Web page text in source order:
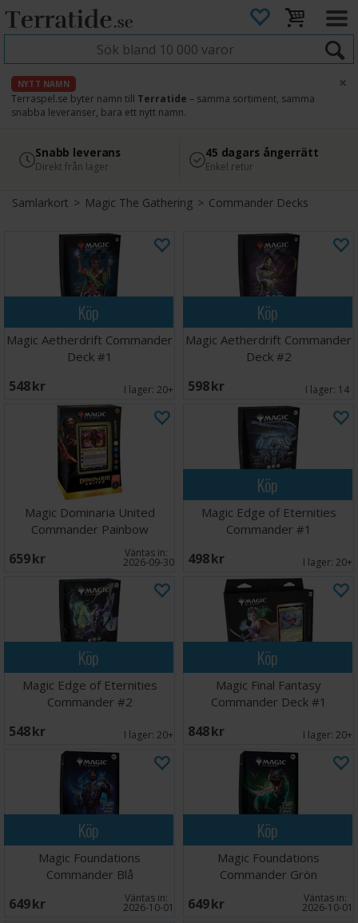
NYTT NAMN
Terraspel.se byter namn till Terratide – samma sortiment, samma
snabba leveranser, bara ett nytt namn.
×
4.8
Läs omdömen på Google
Säker betalning
med Svea
Snabb leverans
Direkt från lager
45 dagars ångerrätt
Enkel retur
Samlarkort> Magic The Gathering>Commander Decks
Köp
Magic Aetherdrift Commander
Deck #1
548 SEK I lager: 20+
Köp
Magic Aetherdrift Commander
Deck #2
598 SEK I lager: 14
Magic Dominaria United
Commander Painbow
659 SEK Väntas in:
2026-09-30
Köp
Magic Edge of Eternities
Commander #1
498 SEK I lager: 20+
Köp
Magic Edge of Eternities
Commander #2
548 SEK I lager: 20+
Köp
Magic Final Fantasy
Commander Deck #1
848 SEK I lager: 20+
Köp
Magic Foundations
Commander Blå
649 SEK Väntas in:
2026-10-01
Köp
Magic Foundations
Commander Grön
649 SEK Väntas in:
2026-10-01